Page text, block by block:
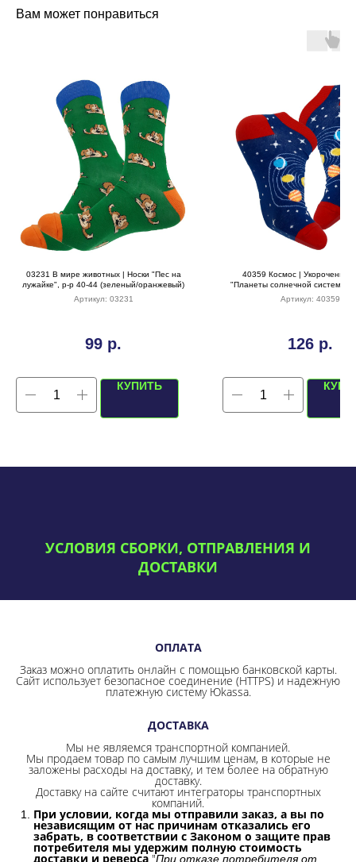
Вам может понравиться
03231 В мире животных | Носки "Пес на
лужайке", р-р 40-44 (зеленый/оранжевый)
Артикул: 03231
99 р.
КУПИТЬ
40359 Космос | Укороченные
"Планеты солнечной системы",
(синий джинс)
Артикул: 40359
126 р.
УСЛОВИЯ СБОРКИ, ОТПРАВЛЕНИЯ И
ДОСТАВКИ
ОПЛАТА
Заказ можно оплатить онлайн с помощью банковской карты.
Сайт использует безопасное соединение (HTTPS) и надежную
платежную систему Юkassa.
ДОСТАВКА
Мы не являемся транспортной компанией.
Мы продаем товар по самым лучшим ценам, в которые не
заложены расходы на доставку, и тем более на обратную
доставку.
Доставку на сайте считают интеграторы транспортных
компаний.
При условии, когда мы отправили заказ, а вы по
независящим от нас причинам отказались его
забрать, в соответствии с Законом о защите прав
потребителя мы удержим полную стоимость
доставки и реверса "При отказе потребителя от